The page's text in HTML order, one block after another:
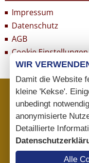
Impressum
Datenschutz
AGB
Cookie Einstellungen
WIR
Damit die Website
kleine 'Kekse'.
unbedingt
anonymisierte
Detaillierte
Alle